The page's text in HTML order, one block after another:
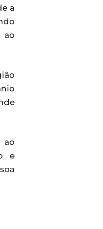
a
ao
ao
e